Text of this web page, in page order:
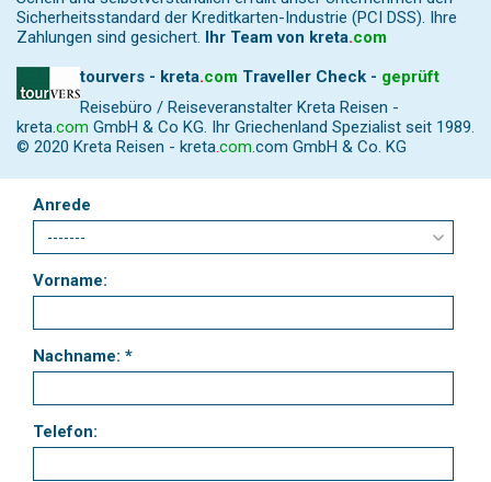
Sicherheitsstandard der Kreditkarten-Industrie (PCI DSS). Ihre
Zahlungen sind gesichert.
Ihr Team von kreta.com
tourvers - kreta.com Traveller Check - geprüft
Reisebüro / Reiseveranstalter Kreta Reisen -
kreta.com GmbH & Co KG. Ihr Griechenland Spezialist seit 1989.
© 2020 Kreta Reisen - kreta.com.com GmbH & Co. KG
Anrede
Vorname:
Nachname: *
Telefon: